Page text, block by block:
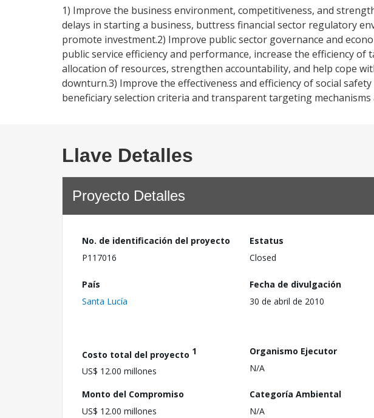
1) Improve the business environment, competitiveness, and
delays in starting a business, buttress financial sector regulatory
promote investment.2) Improve public sector governance and
public service efficiency and performance, increase the efficiency of
allocation of resources, strengthen accountability, and help cope
downturn.3) Improve the effectiveness and efficiency of social
beneficiary selection criteria and transparent targeting
Llave Detalles
Proyecto Detalles
No. de identificación del proyecto
P117016
Estatus
Closed
País
Santa Lucía
Fecha de divulgación
30 de abril de 2010
Costo total del proyecto 1
US$ 12.00 millones
Organismo Ejecutor
N/A
Monto del Compromiso
US$ 12.00 millones
Categoría Ambiental
N/A